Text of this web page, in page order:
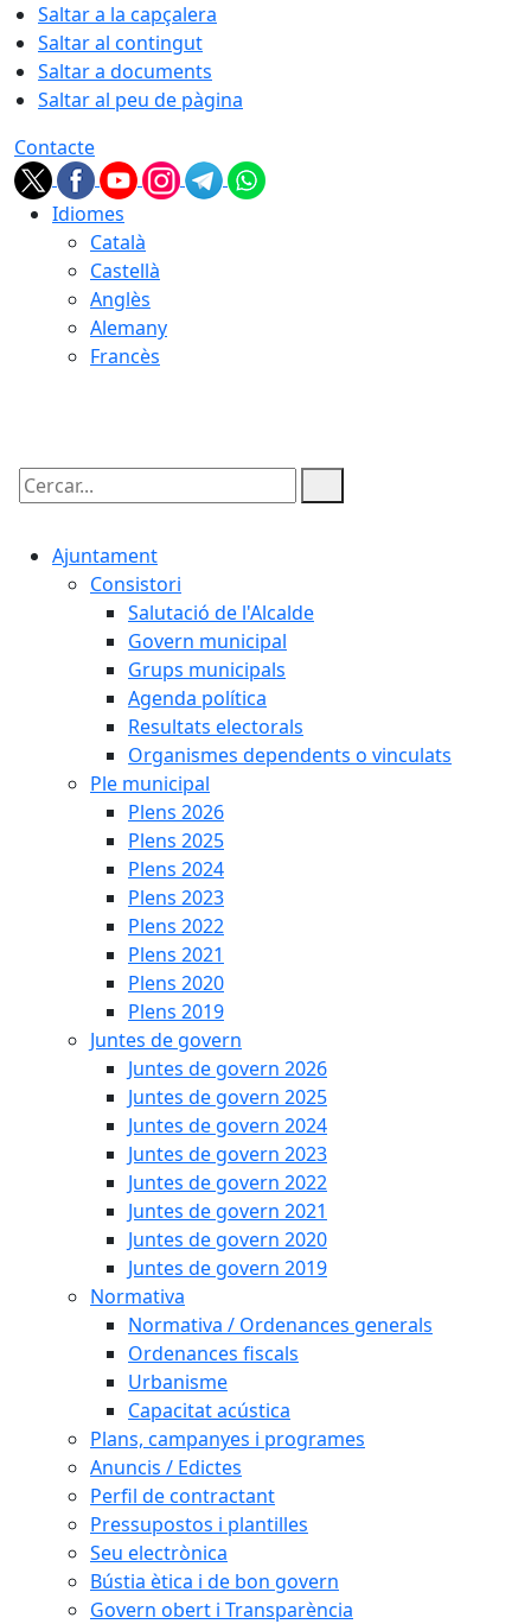
Saltar a la capçalera
Saltar al contingut
Saltar a documents
Saltar al peu de pàgina
Contacte
Idiomes
Català
Castellà
Anglès
Alemany
Francès
Cercar:
Ajuntament
Consistori
Salutació de l'Alcalde
Govern municipal
Grups municipals
Agenda política
Resultats electorals
Organismes dependents o vinculats
Ple municipal
Plens 2026
Plens 2025
Plens 2024
Plens 2023
Plens 2022
Plens 2021
Plens 2020
Plens 2019
Juntes de govern
Juntes de govern 2026
Juntes de govern 2025
Juntes de govern 2024
Juntes de govern 2023
Juntes de govern 2022
Juntes de govern 2021
Juntes de govern 2020
Juntes de govern 2019
Normativa
Normativa / Ordenances generals
Ordenances fiscals
Urbanisme
Capacitat acústica
Plans, campanyes i programes
Anuncis / Edictes
Perfil de contractant
Pressupostos i plantilles
Seu electrònica
Bústia ètica i de bon govern
Govern obert i Transparència